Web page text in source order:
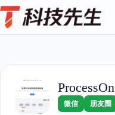
Skip
to
content
ProcessOn
微信 朋友圈